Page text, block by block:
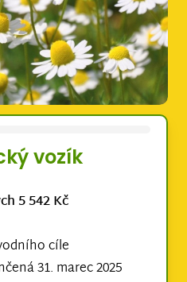
vozík
5 542 Kč
cíle
31. marec 2025